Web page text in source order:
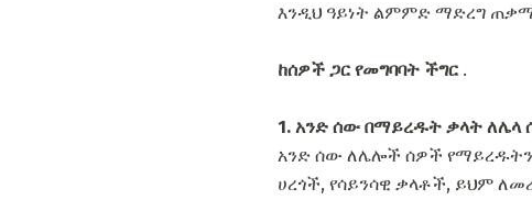
እንዲህ ዓይነት ልምምድ ማድረግ
ከሰዎች ጋር የመግባባት ችግር .
1. አንድ ሰው በማይረዱት ቃላት ለሌላ
አንድ ሰው ለሌሎች ሰዎች
ሀረጎች, የሳይንሳዊ ቃላቶች, ይህም